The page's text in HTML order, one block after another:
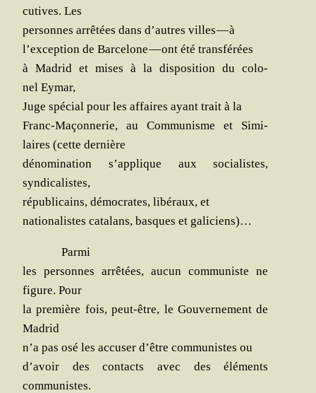
cu­tives. Les
per­sonnes arrê­tées dans d’autres villes — à
l’exception de Bar­ce­lone — ont été transférées
à Madrid et mises à la dis­po­si­tion du colo­
nel Eymar,
Juge spé­cial pour les affaires ayant trait à la
Franc-Maçon­ne­rie, au Com­mu­nisme et Simi­
laires (cette dernière
déno­mi­na­tion s’applique aux socia­listes,
syndicalistes,
répu­bli­cains, démo­crates, libé­raux, et
natio­na­listes cata­lans, basques et galiciens)…
Par­mi
les per­sonnes arrê­tées, aucun com­mu­niste ne
figure. Pour
la pre­mière fois, peut-être, le Gou­ver­ne­ment de
Madrid
n’a pas osé les accu­ser d’être com­mu­nistes ou
d’avoir des contacts avec des élé­ments
communistes.